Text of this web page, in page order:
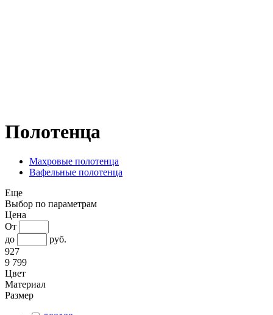
Полотенца
Махровые полотенца
Вафельные полотенца
Еще
Выбор по параметрам
Цена
От
до
руб.
927
9 799
Цвет
Материал
Размер